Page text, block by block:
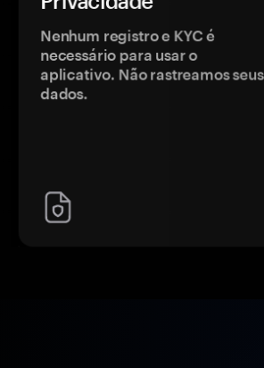
Nenhum registro e KYC é
necessário para usar o
aplicativo. Não rastreamos seus
dados.